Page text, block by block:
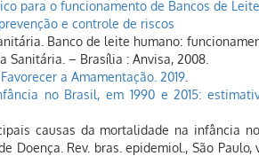
para o funcionamento de Bancos de
e controle de riscos
Banco de leite humano:
– Brasília : Anvisa, 2008.
a Amamentação. 2019
no Brasil, em 1990 e 2015:
causas da mortalidade na infância
Rev. bras. epidemiol., São Paulo,